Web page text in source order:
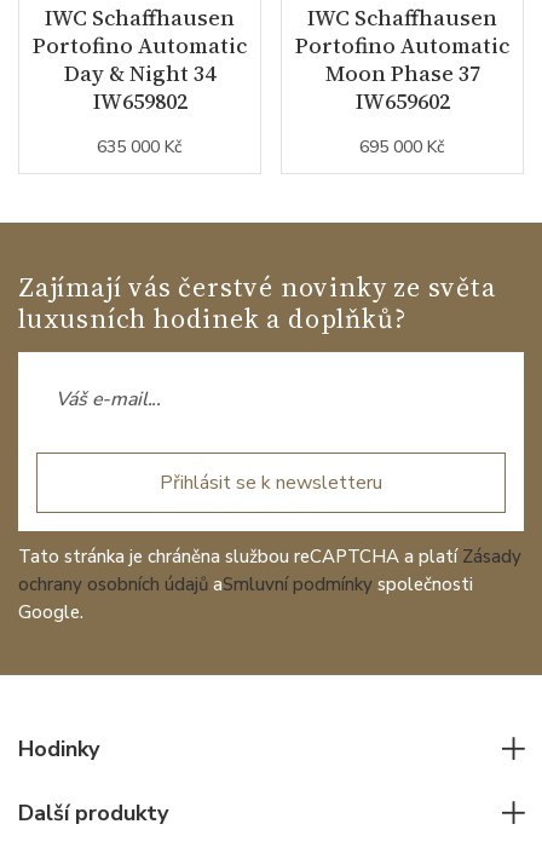
IWC Schaffhausen
Portofino Automatic
Day & Night 34
IW659802
635 000 Kč
IWC Schaffhausen
Portofino Automatic
Moon Phase 37
IW659602
695 000 Kč
Zajímají vás čerstvé novinky ze světa
luxusních hodinek a doplňků?
Přihlásit se k newsletteru
Tato stránka je chráněna službou reCAPTCHA a platí Zásady
ochrany osobních údajů aSmluvní podmínky společnosti
Google.
Hodinky
Další produkty